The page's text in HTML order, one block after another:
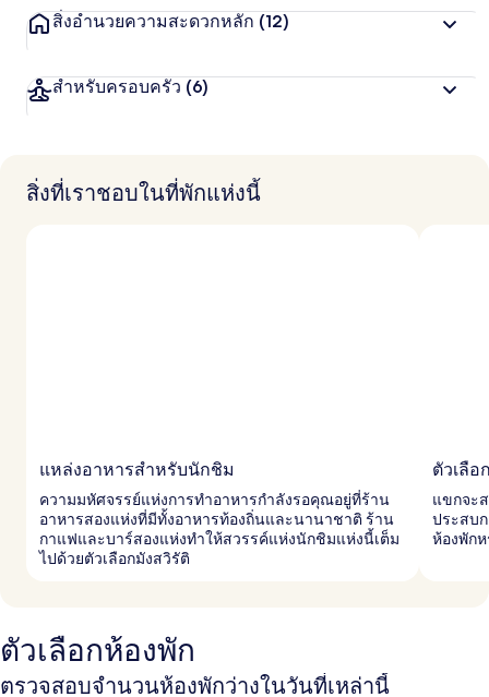
จ
า
า
ง
สิ่งอำนวยความสะดวกหลัก (12)
สำหรับครอบครัว (6)
สิ่งที่เราชอบในที่พักแห่งนี้
แหล่งอาหารสำหรับนักชิม
ความมหัศจรรย์แห่งการทำอาหารกำลังรอคุณอยู่ที่ร้าน
อาหารสองแห่งที่มีทั้งอาหารท้องถิ่นและนานาชาติ ร้าน
กาแฟและบาร์สองแห่งทำให้สวรรค์แห่งนักชิมแห่งนี้เต็ม
ไปด้วยตัวเลือกมังสวิรัติ
ตัวเลื
แขกจะ
ประสบ
ห้องพัก
ตัวเลือกห้องพัก
ตรวจสอบจำนวนห้องพักว่างในวันที่เหล่านี้